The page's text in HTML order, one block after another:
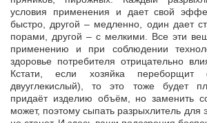
условия применения и дает свой
быстро, другой – медленно, один дает
порами, другой – с мелкими. Все эти
применению и при соблюдении
здоровье потребителя отрицательно
Кстати, если хозяйка
двууглекислый), то это тоже будет
придаёт изделию объём, но заменить
может, поэтому сыпать разрыхлитель для